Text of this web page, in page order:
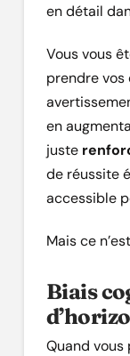
en détail
Vous vous
prendre
en
juste
de réussite
accessible
Mais ce
Biais
Quand